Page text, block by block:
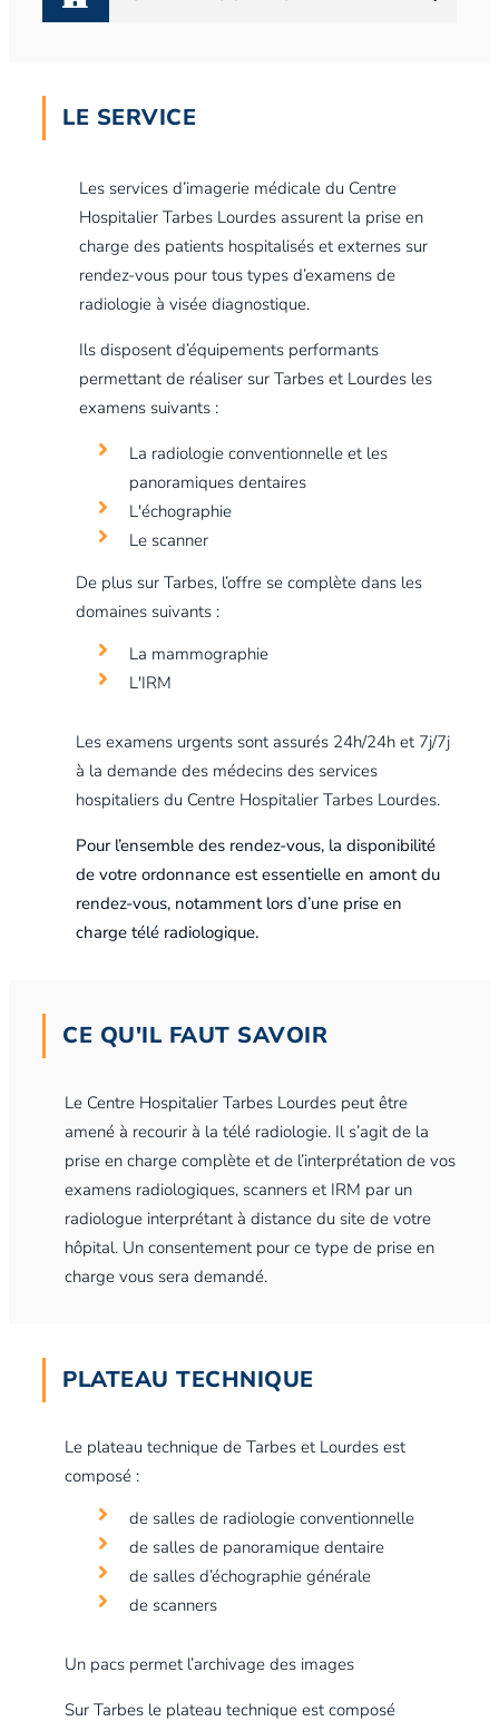
LE SERVICE
Les services d’imagerie médicale du Centre
Hospitalier Tarbes Lourdes assurent la prise en
charge des patients hospitalisés et externes sur
rendez-vous pour tous types d’examens de
radiologie à visée diagnostique.
Ils disposent d’équipements performants
permettant de réaliser sur Tarbes et Lourdes les
examens suivants :
La radiologie conventionnelle et les
panoramiques dentaires
L'échographie
Le scanner
De plus sur Tarbes, l’offre se complète dans les
domaines suivants :
La mammographie
L'IRM
Les examens urgents sont assurés 24h/24h et 7j/7j
à la demande des médecins des services
hospitaliers du Centre Hospitalier Tarbes Lourdes.
Pour l’ensemble des rendez-vous, la disponibilité
de votre ordonnance est essentielle en amont du
rendez-vous, notamment lors d’une prise en
charge télé radiologique.
CE QU'IL FAUT SAVOIR
Le Centre Hospitalier Tarbes Lourdes peut être
amené à recourir à la télé radiologie. Il s’agit de la
prise en charge complète et de l’interprétation de vos
examens radiologiques, scanners et IRM par un
radiologue interprétant à distance du site de votre
hôpital. Un consentement pour ce type de prise en
charge vous sera demandé.
PLATEAU TECHNIQUE
Le plateau technique de Tarbes et Lourdes est
composé :
de salles de radiologie conventionnelle
de salles de panoramique dentaire
de salles d’échographie générale
de scanners
Un pacs permet l’archivage des images
Sur Tarbes le plateau technique est composé